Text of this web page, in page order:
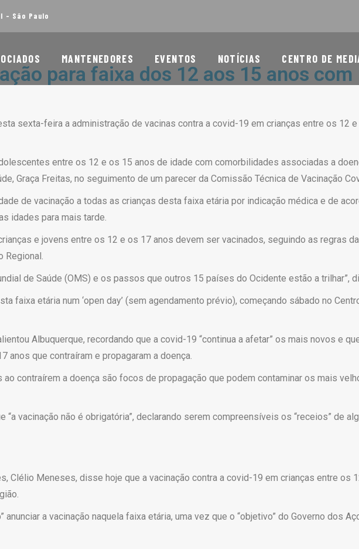
- São Paulo
MANTENEDORES EVENTOS NOTÍCIAS CENTRO DE
para faixa dos 12 aos 15 anos com
sexta-feira a administração de vacinas contra a covid-19 em crianças entre os 12
entre os 12 e os 15 anos de idade com comorbilidades associadas a
Graça Freitas, no seguimento de um parecer da Comissão Técnica de Vacinação
de vacinação a todas as crianças desta faixa etária por indicação médica e de
idades para mais tarde.
e jovens entre os 12 e os 17 anos devem ser vacinados, seguindo as regras
Regional.
de Saúde (OMS) e os passos que outros 15 países do Ocidente estão a trilhar”,
faixa etária num ‘open day’ (sem agendamento prévio), começando sábado no
Albuquerque, recordando que a covid-19 “continua a afetar” os mais novos e
que contraíram e propagaram a doença.
contraírem a doença são focos de propagação que podem contaminar os mais
“a vacinação não é obrigatória”, declarando serem compreensíveis os “receios” de
Clélio Meneses, disse hoje que a vacinação contra a covid-19 em crianças entre os
a vacinação naquela faixa etária, uma vez que o “objetivo” do Governo dos